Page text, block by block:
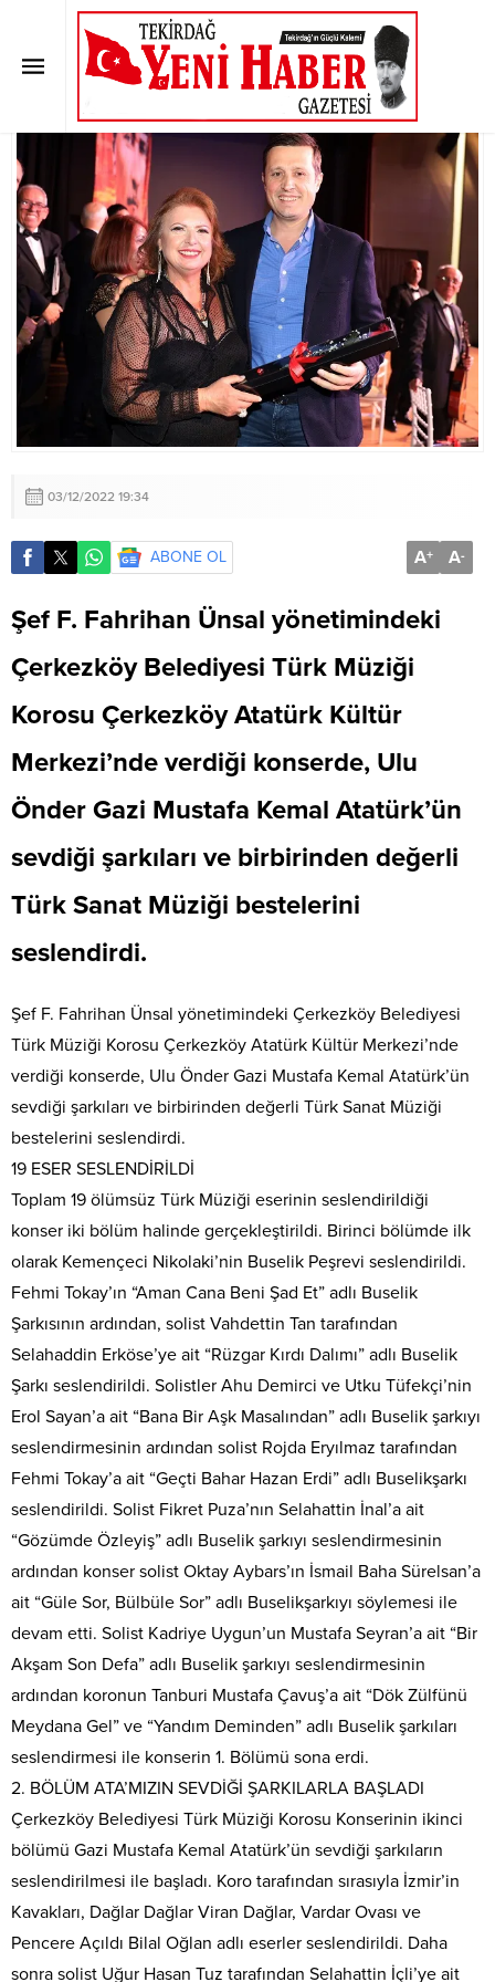
TÜRK MÜZİĞİ ZİYAFETİ
Anasayfa » SON DAKİKA TÜRK MÜZİĞİ ZİYAFETİ
03/12/2022 19:34
ABONE OL A+ A-
Şef F. Fahrihan Ünsal yönetimindeki
Çerkezköy Belediyesi Türk Müziği
Korosu Çerkezköy Atatürk Kültür
Merkezi’nde verdiği konserde, Ulu
Önder Gazi Mustafa Kemal Atatürk’ün
sevdiği şarkıları ve birbirinden değerli
Türk Sanat Müziği bestelerini
seslendirdi.
Şef F. Fahrihan Ünsal yönetimindeki Çerkezköy Belediyesi
Türk Müziği Korosu Çerkezköy Atatürk Kültür Merkezi’nde
verdiği konserde, Ulu Önder Gazi Mustafa Kemal Atatürk’ün
sevdiği şarkıları ve birbirinden değerli Türk Sanat Müziği
bestelerini seslendirdi.
19 ESER SESLENDİRİLDİ
Toplam 19 ölümsüz Türk Müziği eserinin seslendirildiği
konser iki bölüm halinde gerçekleştirildi. Birinci bölümde ilk
olarak Kemençeci Nikolaki’nin Buselik Peşrevi seslendirildi.
Fehmi Tokay’ın “Aman Cana Beni Şad Et” adlı Buselik
Şarkısının ardından, solist Vahdettin Tan tarafından
Selahaddin Erköse’ye ait “Rüzgar Kırdı Dalımı” adlı Buselik
Şarkı seslendirildi. Solistler Ahu Demirci ve Utku Tüfekçi’nin
Erol Sayan’a ait “Bana Bir Aşk Masalından” adlı Buselik şarkıyı
seslendirmesinin ardından solist Rojda Eryılmaz tarafından
Fehmi Tokay’a ait “Geçti Bahar Hazan Erdi” adlı Buselikşarkı
seslendirildi. Solist Fikret Puza’nın Selahattin İnal’a ait
“Gözümde Özleyiş” adlı Buselik şarkıyı seslendirmesinin
ardından konser solist Oktay Aybars’ın İsmail Baha Sürelsan’a
ait “Güle Sor, Bülbüle Sor” adlı Buselikşarkıyı söylemesi ile
devam etti. Solist Kadriye Uygun’un Mustafa Seyran’a ait “Bir
Akşam Son Defa” adlı Buselik şarkıyı seslendirmesinin
ardından koronun Tanburi Mustafa Çavuş’a ait “Dök Zülfünü
Meydana Gel” ve “Yandım Deminden” adlı Buselik şarkıları
seslendirmesi ile konserin 1. Bölümü sona erdi.
2. BÖLÜM ATA’MIZIN SEVDİĞİ ŞARKILARLA BAŞLADI
Çerkezköy Belediyesi Türk Müziği Korosu Konserinin ikinci
bölümü Gazi Mustafa Kemal Atatürk’ün sevdiği şarkıların
seslendirilmesi ile başladı. Koro tarafından sırasıyla İzmir’in
Kavakları, Dağlar Dağlar Viran Dağlar, Vardar Ovası ve
Pencere Açıldı Bilal Oğlan adlı eserler seslendirildi. Daha
sonra solist Uğur Hasan Tuz tarafından Selahattin İçli’ye ait